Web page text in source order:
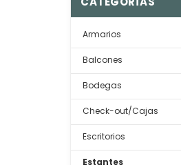
Armarios
Balcones
Bodegas
Check-out/Cajas
Escritorios
Estantes